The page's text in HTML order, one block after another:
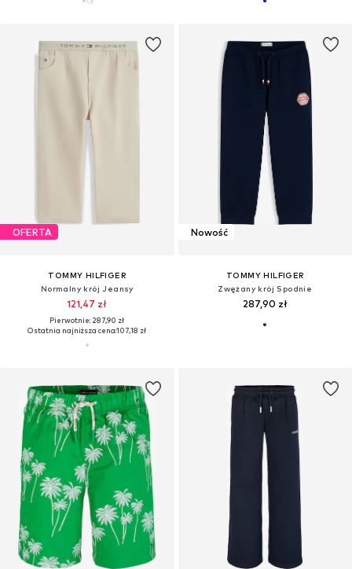
OFERTA
TOMMY HILFIGER
Normalny krój Jeansy
121,47 zł
Pierwotnie: 287,90 zł
Ostatnia najniższa cena:107,18 zł
Nowość
TOMMY HILFIGER
Zwężany krój Spodnie
287,90 zł